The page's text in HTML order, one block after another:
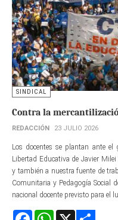
SINDICAL
Contra la
REDACCIÓN 23 JULIO 2026
Los docentes se plantan ante el
Libertad Educativa de Javier
y también a nuestra fuente de
Comunitaria y Pedagogía Social
nacional docente previsto para el
FacebookWhatsApp